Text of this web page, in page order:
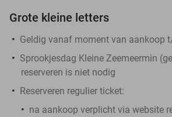
Grote kleine letters
Geldig vanaf moment van aankoop
Sprookjesdag Kleine Zeemeermin
reserveren is niet nodig
Reserveren regulier ticket:
na aankoop verplicht via website